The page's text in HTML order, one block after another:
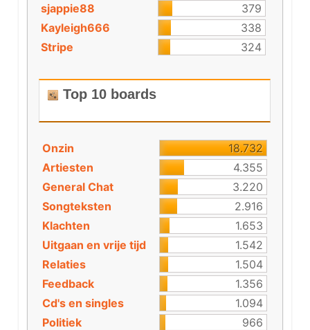
sjappie88
379
Kayleigh666
338
Stripe
324
Top 10 boards
Onzin
18.732
Artiesten
4.355
General Chat
3.220
Songteksten
2.916
Klachten
1.653
Uitgaan en vrije tijd
1.542
Relaties
1.504
Feedback
1.356
Cd's en singles
1.094
Politiek
966